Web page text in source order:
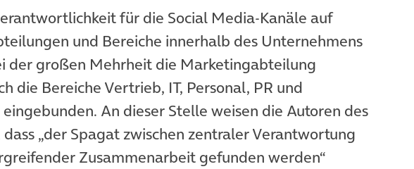
für die Social Media-Kanäle auf
und Bereiche innerhalb des Unternehmens
der großen Mehrheit die Marketingabteilung
die Bereiche Vertrieb, IT, Personal, PR und
eingebunden. An dieser Stelle weisen die Autoren des
„der Spagat zwischen zentraler Verantwortung
Zusammenarbeit gefunden werden“